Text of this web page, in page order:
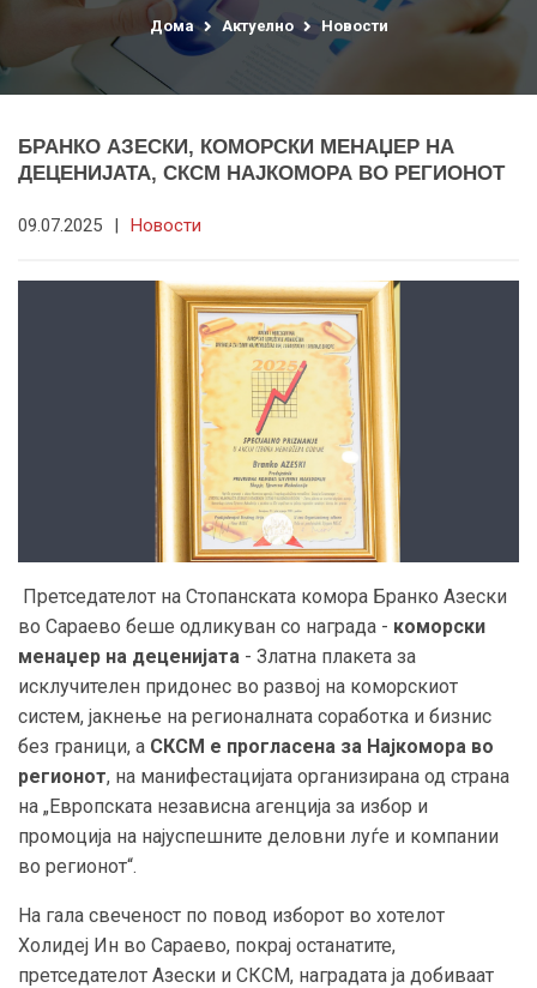
Дома Актуелно Новости
БРАНКО АЗЕСКИ, КОМОРСКИ МЕНАЏЕР НА
ДЕЦЕНИЈАТА, СКСМ НАЈКОМОРА ВО РЕГИОНОТ
09.07.2025 | Новости
Претседателот на Стопанската комора Бранко Азески
во Сараево беше одликуван со награда - коморски
менаџер на деценијата - Златна плакета за
исклучителен придонес во развој на коморскиот
систем, јакнење на регионалната соработка и бизнис
без граници, а СКСМ е прогласена за Најкомора во
регионот, на манифестацијата организирана од страна
на „Европската независна агенција за избор и
промоција на најуспешните деловни луѓе и компании
во регионот“.
На гала свеченост по повод изборот во хотелот
Холидеј Ин во Сараево, покрај останатите,
претседателот Азески и СКСМ, наградата ја добиваат